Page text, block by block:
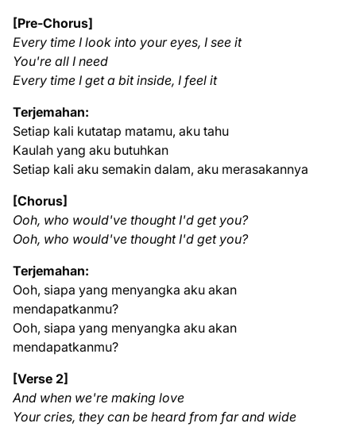
[Pre-Chorus]
Every time I look into your eyes, I see it
You're all I need
Every time I get a bit inside, I feel it
Terjemahan:
Setiap kali kutatap matamu, aku tahu
Kaulah yang aku butuhkan
Setiap kali aku semakin dalam, aku merasakannya
[Chorus]
Ooh, who would've thought I'd get you?
Ooh, who would've thought I'd get you?
Terjemahan:
Ooh, siapa yang menyangka aku akan
mendapatkanmu?
Ooh, siapa yang menyangka aku akan
mendapatkanmu?
[Verse 2]
And when we're making love
Your cries, they can be heard from far and wide